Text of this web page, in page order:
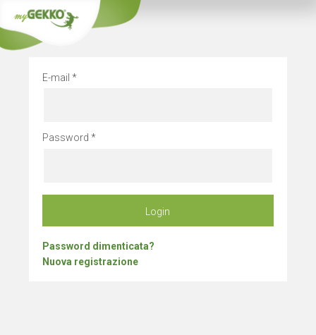
E-mail
Password
Login
Password dimenticata?
Nuova registrazione